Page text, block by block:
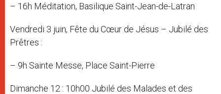
– 16h Méditation, Basilique Saint-Jean-de-Latran
Vendredi 3 juin, Fête du Cœur de Jésus – Jubilé des
Prêtres :
– 9h Sainte Messe, Place Saint-Pierre
Dimanche 12 : 10h00 Jubilé des Malades et des